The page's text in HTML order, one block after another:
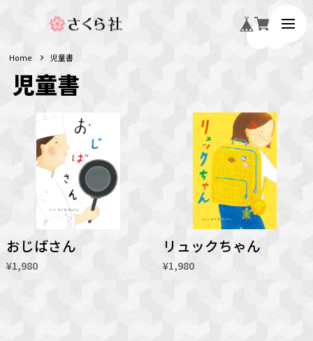
Home 児童書
児童書
おじばさん
¥1,980
リュックちゃん
¥1,980